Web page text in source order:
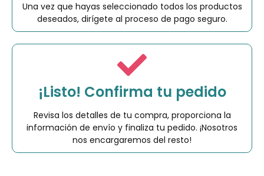
Una vez que hayas seleccionado todos los productos
deseados, dirígete al proceso de pago seguro.
¡Listo! Confirma tu pedido
Revisa los detalles de tu compra, proporciona la
información de envío y finaliza tu pedido. ¡Nosotros
nos encargaremos del resto!